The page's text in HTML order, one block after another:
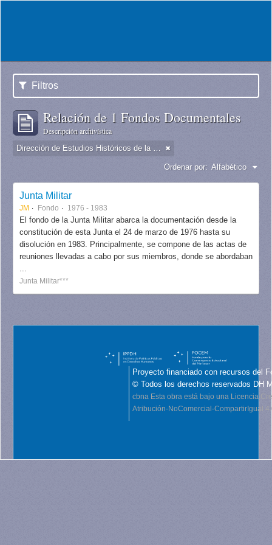
Filtros
Relación de 1 Fondos Documentales
Descripción archivística
Dirección de Estudios Históricos de la Fuerza Aérea
Ordenar por: Alfabético
Junta Militar
JM Fondo 1976 - 1983
El fondo de la Junta Militar abarca la documentación desde la
constitución de esta Junta el 24 de marzo de 1976 hasta su
disolución en 1983. Principalmente, se compone de las actas de
reuniones llevadas a cabo por sus miembros, donde se abordaban
...
Junta Militar***
Proyecto financiado con recursos del
© Todos los derechos reservados DH
cbna Esta obra está bajo una Licencia
Atribución-NoComercial-CompartirIgual